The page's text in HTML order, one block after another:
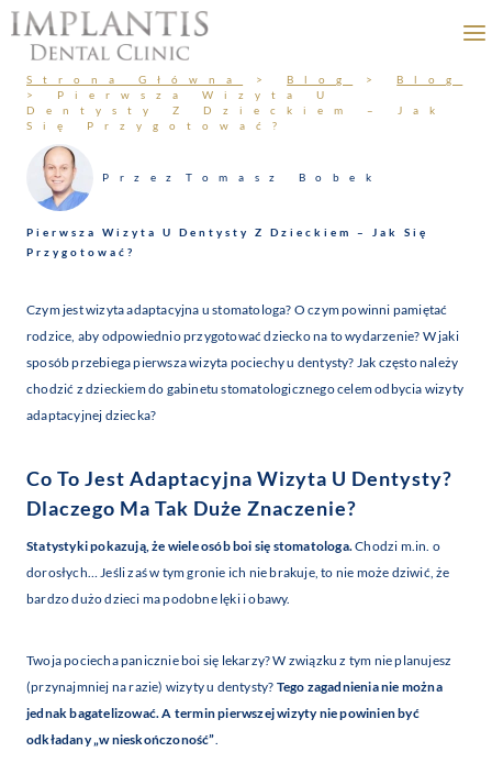
Przejdź
do
treści
Strona Główna > Blog > Blog
> Pierwsza Wizyta U
Dentysty Z Dzieckiem – Jak
Się Przygotować?
Przez Tomasz Bobek
Pierwsza Wizyta U Dentysty Z Dzieckiem – Jak Się
Przygotować?
Czym jest wizyta adaptacyjna u stomatologa? O czym powinni pamiętać
rodzice, aby odpowiednio przygotować dziecko na to wydarzenie? W jaki
sposób przebiega pierwsza wizyta pociechy u dentysty? Jak często należy
chodzić z dzieckiem do gabinetu stomatologicznego celem odbycia wizyty
adaptacyjnej dziecka?
Co To Jest Adaptacyjna Wizyta U Dentysty?
Dlaczego Ma Tak Duże Znaczenie?
Statystyki pokazują, że wiele osób boi się stomatologa.Chodzi m.in. o
dorosłych… Jeśli zaś w tym gronie ich nie brakuje, to nie może dziwić, że
bardzo dużo dzieci ma podobne lęki i obawy.
Twoja pociecha panicznie boi się lekarzy? W związku z tym nie planujesz
(przynajmniej na razie) wizyty u dentysty? Tego zagadnienia nie można
jednak bagatelizować. A termin pierwszej wizyty nie powinien być
odkładany „w nieskończoność”.